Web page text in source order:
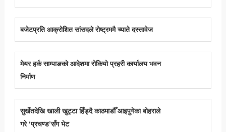
बजेटप्रति आक्रोशित सांसदले रोष्ट्रममै च्याते दस्तावेज
मेयर हर्क साम्पाङको आदेशमा रोकियो प्रहरी कार्यालय भवन
निर्माण
सुर्खेतदेखि खाली खुट्टा हिँड्दै काठमाडौँ आइपुगेका बोहराले
गरे ‘प्रचण्ड’सँग भेट